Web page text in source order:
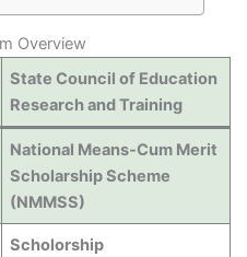
Overview
State Council of Education
Research and Training
National Means-Cum Merit
Scholarship Scheme
(NMMSS)
Scholorship